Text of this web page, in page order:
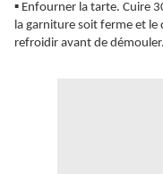
▪️ Enfourner la tarte. Cuire
la garniture soit ferme et le
refroidir avant de démouler.